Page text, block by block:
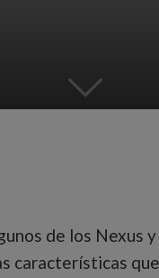
de los Nexus y
características